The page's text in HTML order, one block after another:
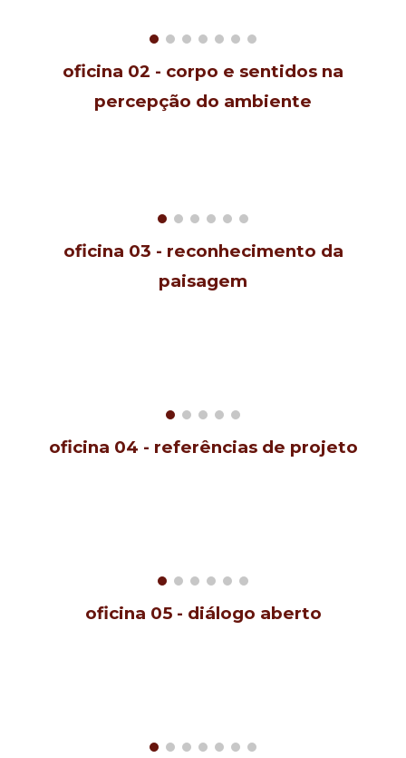
oficina 02 - corpo e sentidos na
percepção do ambiente
oficina 03 - reconhecimento da
paisagem
oficina 04 - referências de projeto
oficina 05- diálogo aberto